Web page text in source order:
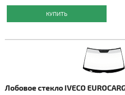
КУПИТЬ
Лобовое стекло IVECO